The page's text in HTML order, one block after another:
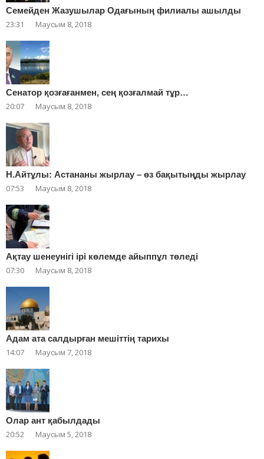
Cемейден Жазушылар Одағының филиалы ашылды
23:31 Маусым 8, 2018
Сенатор қозғағанмен, сең қозғалмай тұр…
20:07 Маусым 8, 2018
Н.Айтұлы: Астананы жырлау – өз бақытыңды жырлау
07:53 Маусым 8, 2018
Ақтау шенеунігі ірі көлемде айыппұл төледі
07:30 Маусым 8, 2018
Адам ата салдырған мешіттің тарихы
14:07 Маусым 7, 2018
Олар ант қабылдады
20:52 Маусым 5, 2018